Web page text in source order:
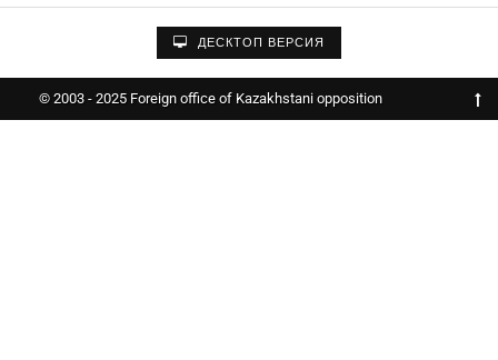
ДЕСКТОП ВЕРСИЯ
© 2003 - 2025 Foreign office of Kazakhstani opposition